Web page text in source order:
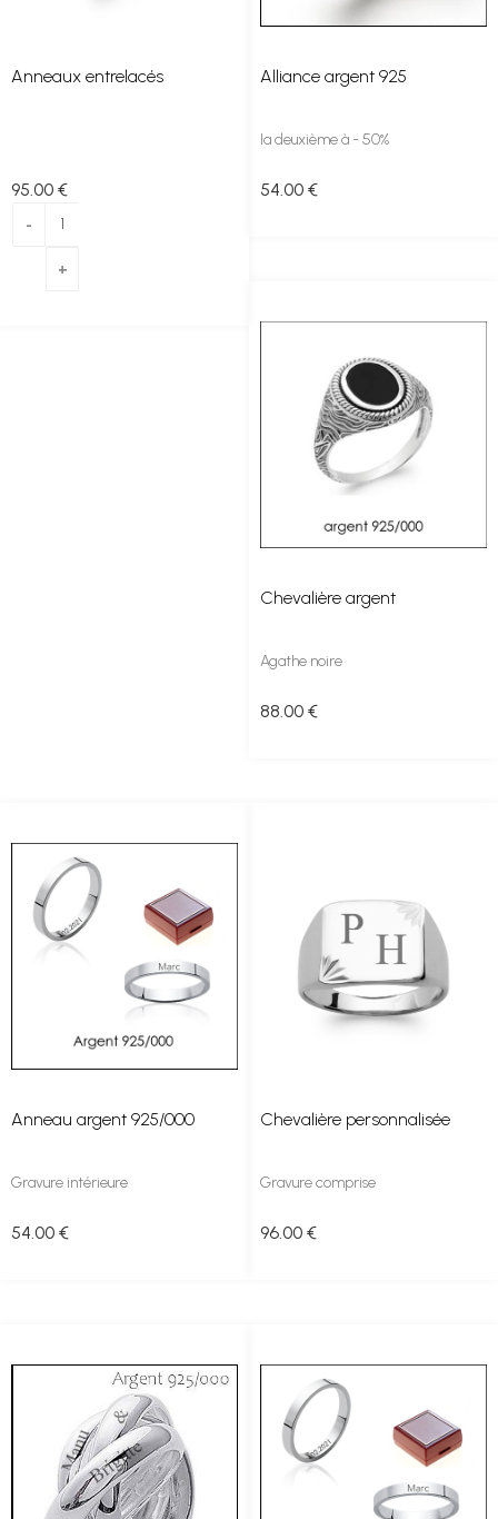
Anneaux entrelacés
95.00 €
Alliance argent 925
la deuxième à - 50%
54.00 €
Chevalière argent
Agathe noire
88.00 €
Anneau argent 925/000
Gravure intérieure
54.00 €
Chevalière personnalisée
Gravure comprise
96.00 €